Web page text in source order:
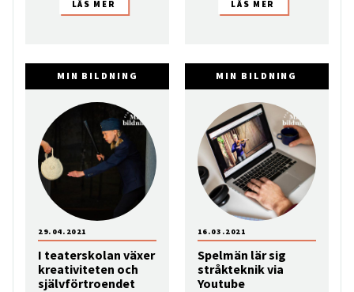
MIN BILDNING
I teaterskolan växer
kreativiteten och
självförtroendet
29.04.2021
MIN BILDNING
Spelmän lär sig
stråkteknik via
Youtube
16.03.2021